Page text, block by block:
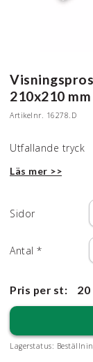
210x210 mm
Artikelnr. 16278.D
Utfallande tryck
Läs mer >>
Sidor
Antal *
Pris per st:
Lagerstatus: